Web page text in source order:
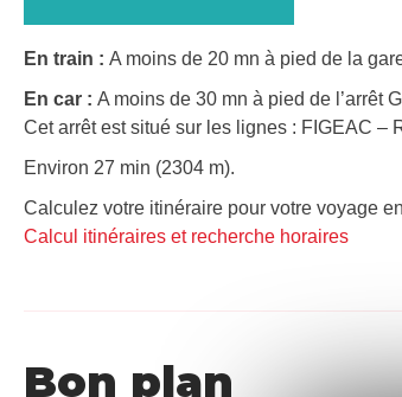
En train : A moins de 20 mn à pied de la
En car : A moins de 30 mn à pied de l’arrêt
Cet arrêt est situé sur les lignes : FIGEAC –
Environ 27 min (2304 m).
Calculez votre itinéraire pour votre voyage
Calcul itinéraires et recherche horaires
Bon plan